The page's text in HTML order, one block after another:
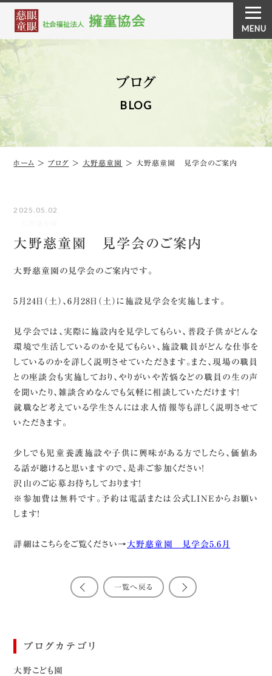
ブログ
BLOG
ホーム ＞ブログ ＞ 大野慈童園 ＞ 大野慈童園 見学会のご案内
2025.05.02
大野慈童園 見学会のご案内
大野慈童園の見学会のご案内です。
5月24日（土）、6月28日（土）に施設見学会を実施します。
見学会では、実際に施設内を見学してもらい、普段子供がどんな
環境で生活しているのかを見てもらい、施設職員がどんな仕事を
しているのかを詳しく説明させていただきます。また、現場の職員
との座談会も実施しており、やりがいや苦悩などの職員の生の声
を聞いたり、雑談含めなんでも気軽に相談していただけます！
就職など考えている学生さんには求人情報等も詳しく説明させて
いただきます。
少しでも児童養護施設や子供に興味がある方でしたら、価値あ
る話が聴けると思いますので、是非ご参加ください！
沢山のご応募お待ちしております！
※参加費は無料です。予約は電話または公式LINEからお願い
します！
詳細はこちらをご覧ください→大野慈童園 見学会5.6月
一覧へ戻る
ブログカテゴリ
大野こども園